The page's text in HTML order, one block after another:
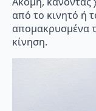
από το κινητό ή
απομακρυσμένα
κίνηση.